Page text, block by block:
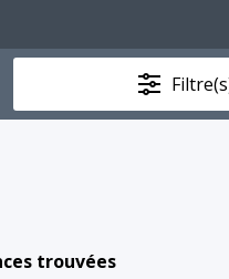
trouvées